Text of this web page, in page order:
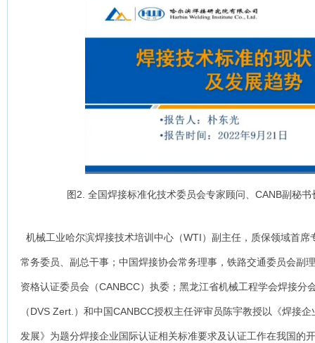
图2. 全国焊接标准化技术委员会专家顾问、CANB副秘
机械工业哈尔滨焊接技术培训中心（WTI）副主任，质保领域首
常务委员、副总干事；中国焊接协会常务理事，铁路交通委员会副
资格认证委员会（CANBCC）执委；黑龙江省机械工程学会焊接分
（DVS Zert.）和中国CANBCC授权主任评审员陈宇教授以《焊接
发展》为题分焊接企业国际认证相关标准要求及认证工作在我国的